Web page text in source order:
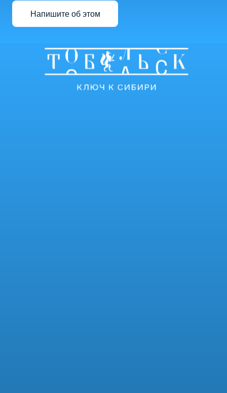
Напишите об этом